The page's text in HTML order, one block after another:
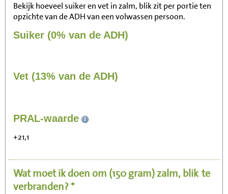
Bekijk hoeveel suiker en vet in zalm, blik zit per portie ten
opzichte van de ADH van een volwassen persoon.
Suiker (0% van de ADH)
Vet (13% van de ADH)
PRAL-waarde
+21,1
Wat moet ik doen om (150 gram)zalm, blik te
verbranden? *
Zitten, tv kijken
Wandelen (5 km/uur) 44